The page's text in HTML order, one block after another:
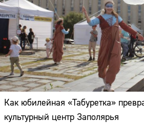
Как юбилейная «Табуретка»
культурный центр Заполярья